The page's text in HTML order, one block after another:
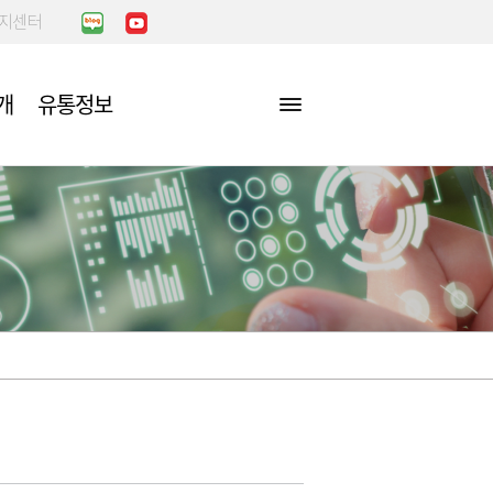
센터
점포찾기
점포배치도
편의시설찾기
/비리행
만큼 보인
농수산물 검사방법 및 처리절
차
업무처리절차
부적합농산물
기
공지사항
국민신문고
민원처리업무
민원처리공개방
유통정보